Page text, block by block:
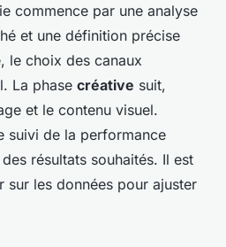
commence par une analyse
et une définition précise
le choix des canaux
La phase créative suit,
et le contenu visuel.
suivi de la performance
résultats souhaités. Il est
sur les données pour ajuster